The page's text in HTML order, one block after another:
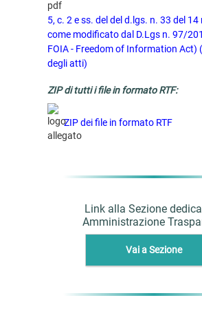
5, c. 2 e ss. del del d.lgs. n. 33 del
come modificato dal D.Lgs n. 97/
FOIA - Freedom of Information Act)
degli atti)
ZIP di tutti i file in formato RTF:
ZIP dei file in formato RTF
Link alla Sezione
Amministrazione
Vai a Sezione